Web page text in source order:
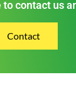
to contact us
Contact